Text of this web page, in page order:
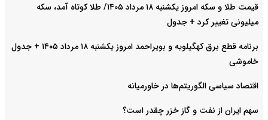
قیمت طلا و سکه امروز یکشنبه ۱۸ مرداد ۱۴۰۵/ طلا کوتاه آمد، سکه
میلیونی تغییر کرد + جدول
برنامه قطع برق کهگیلویه و بویراحمد امروز یکشنبه ۱۸ مرداد ۱۴۰۵ + جدول
خاموشی
اقتصاد سیاسی الگوریتم‌ها در خاورمیانه
سهم ایران از نفت و گاز خزر چقدر است؟